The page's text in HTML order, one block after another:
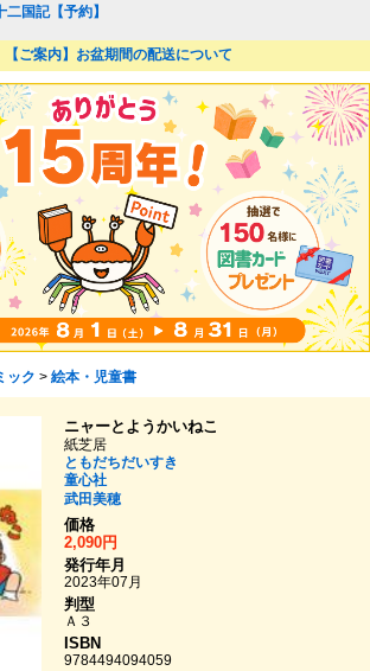
二国記【予約】
【ご案内】お盆期間の配送について
ック > 絵本・児童書
ニャーとようかいねこ
紙芝居
ともだちだいすき
童心社
武田美穂
価格
2,090円
発行年月
2023年07月
判型
Ａ３
ISBN
9784494094059